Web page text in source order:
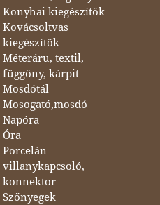
Konyhai kiegészítők
Kovácsoltvas
kiegészítők
Méteráru, textil,
függöny, kárpit
Mosdótál
Mosogató,mosdó
Napóra
Óra
Porcelán
villanykapcsoló,
konnektor
Szőnyegek